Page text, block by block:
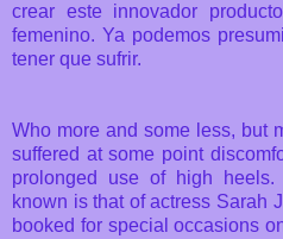
crear este innovador
femenino. Ya podemos
tener que sufrir.
Who more and some less, but
suffered at some point
prolonged use of high heels.
known is that of actress Sarah
booked for special occasions